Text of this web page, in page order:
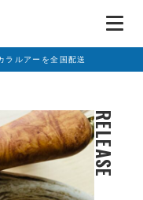
ラルアーを全国配送
RELEASE